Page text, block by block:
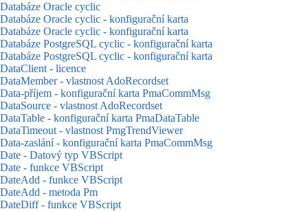
Databáze Oracle cyclic
Databáze Oracle cyclic - konfigurační karta
Databáze Oracle cyclic - konfigurační karta
Databáze PostgreSQL cyclic - konfigurační karta
Databáze PostgreSQL cyclic - konfigurační karta
DataClient - licence
DataMember - vlastnost AdoRecordset
Data-příjem - konfigurační karta PmaCommMsg
DataSource - vlastnost AdoRecordset
DataTable - konfigurační karta PmaDataTable
DataTimeout - vlastnost PmgTrendViewer
Data-zaslání - konfigurační karta PmaCommMsg
Date - Datový typ VBScript
Date - funkce VBScript
DateAdd - funkce VBScript
DateAdd - metoda Pm
DateDiff - funkce VBScript